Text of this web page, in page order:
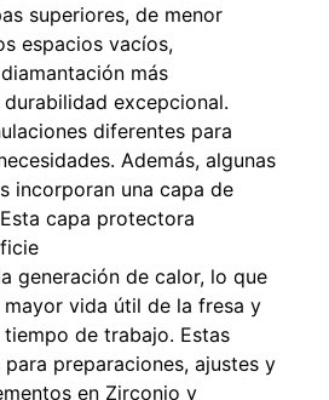
superiores, de menor
espacios vacíos,
más
excepcional.
diferentes para
Además, algunas
incorporan una capa de
capa protectora
generación de calor, lo que
mayor vida útil de la fresa y
de trabajo. Estas
preparaciones, ajustes y
en Zirconio y